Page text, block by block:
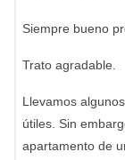
Siempre bueno
Trato agradable.
Llevamos
útiles. Sin
apartamento de